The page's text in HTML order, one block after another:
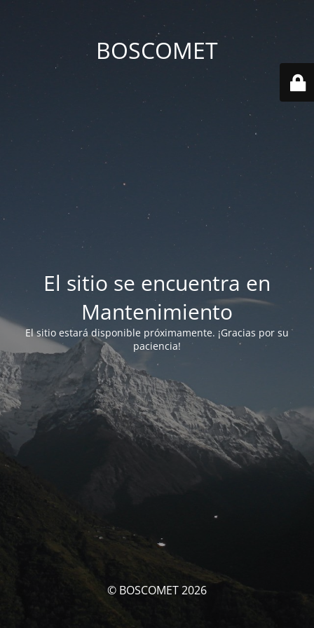
BOSCOMET
El sitio se encuentra en
Mantenimiento
El sitio estará disponible próximamente. ¡Gracias por su
paciencia!
© BOSCOMET 2026